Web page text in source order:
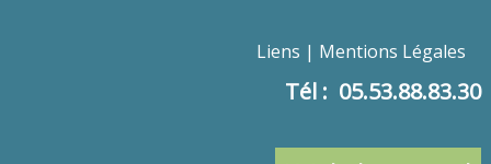
Liens Mentions Légales
Tél : 05.53.88.83.30